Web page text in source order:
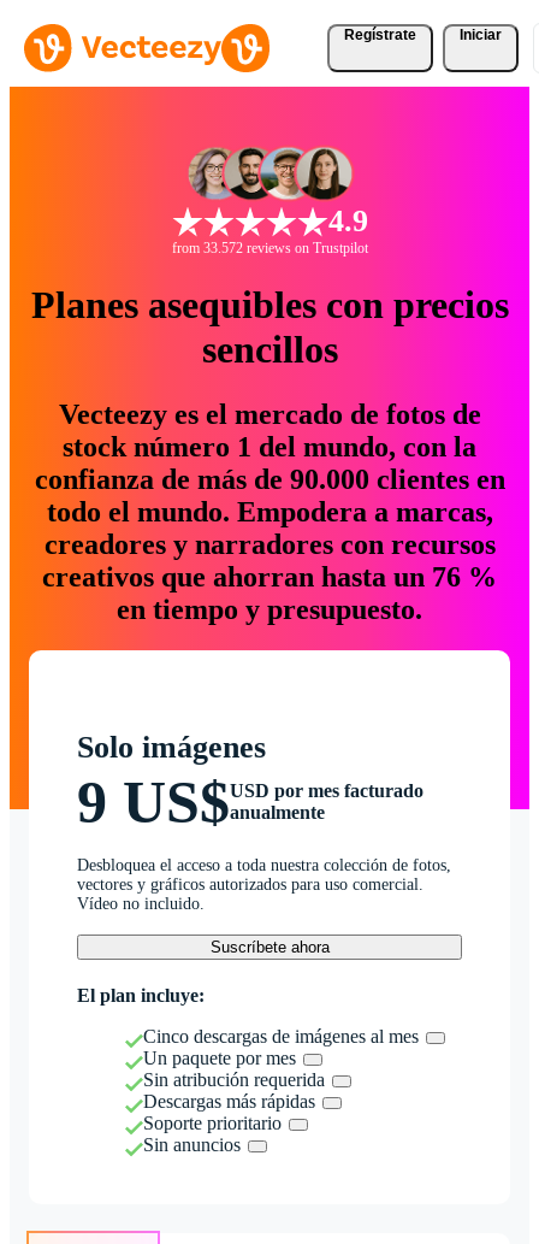
Regístrate Iniciar
4.9
from 33.572 reviews on Trustpilot
Planes asequibles con precios
sencillos
Vecteezy es el mercado de fotos de
stock número 1 del mundo, con la
confianza de más de 90.000 clientes en
todo el mundo. Empodera a marcas,
creadores y narradores con recursos
creativos que ahorran hasta un 76 %
en tiempo y presupuesto.
Solo imágenes
9 US$USD por mes facturado
anualmente
Desbloquea el acceso a toda nuestra colección de fotos,
vectores y gráficos autorizados para uso comercial.
Vídeo no incluido.
Suscríbete ahora
El plan incluye:
Cinco descargas de imágenes al mes
Un paquete por mes
Sin atribución requerida
Descargas más rápidas
Soporte prioritario
Sin anuncios